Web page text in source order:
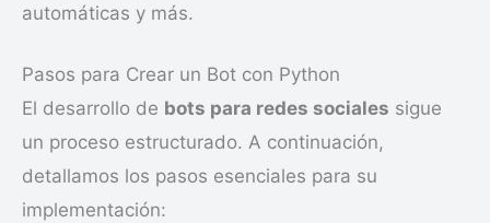
automáticas y más.
Pasos para Crear un Bot con Python
El desarrollo de bots para redes sociales sigue
un proceso estructurado. A continuación,
detallamos los pasos esenciales para su
implementación: